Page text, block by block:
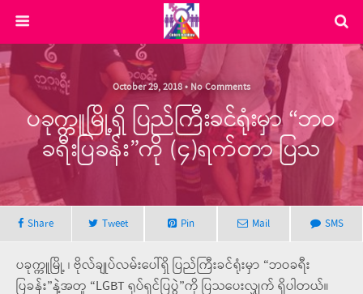
October 29, 2018 • No Comments
ပခုက္ကူမြို့ရှိ ပြည်ကြီးခင်ရုံးမှာ “ဘဝ
ခရီးပြခန်း”ကို (၄)ရက်တာ ပြသ
Share Tweet Pin Mail SMS
ပခုက္ကူမြို့ ၊ ဗိုလ်ချုပ်လမ်းပေါ်ရှိ ပြည်ကြီးခင်ရုံးမှာ “ဘဝခရီး
ပြခန်း”နဲ့အတူ “LGBT ရုပ်ရှင်ပြပွဲ”ကို ပြသပေးလျှက် ရှိပါတယ်။